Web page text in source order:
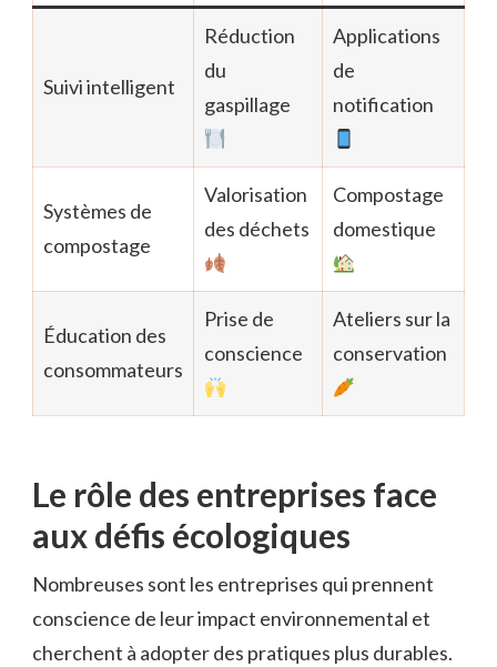
Suivi intelligent
Réduction
du
gaspillage
Applications
de
notification
Systèmes de
compostage
Valorisation
des déchets
Compostage
domestique
Éducation des
consommateurs
Prise de
conscience
Ateliers sur la
conservation
Le rôle des entreprises face
aux défis écologiques
Nombreuses sont les entreprises qui prennent
conscience de leur impact environnemental et
cherchent à adopter des pratiques plus durables.